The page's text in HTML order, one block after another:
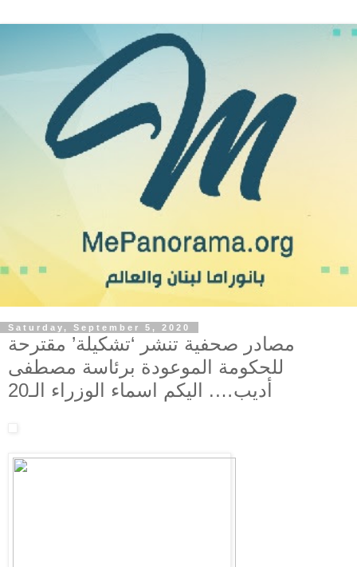
Saturday, September 5, 2020
مصادر صحفية تنشر ‘تشكيلة’ مقترحة
للحكومة الموعودة برئاسة مصطفى
أديب…. اليكم اسماء الوزراء الـ20